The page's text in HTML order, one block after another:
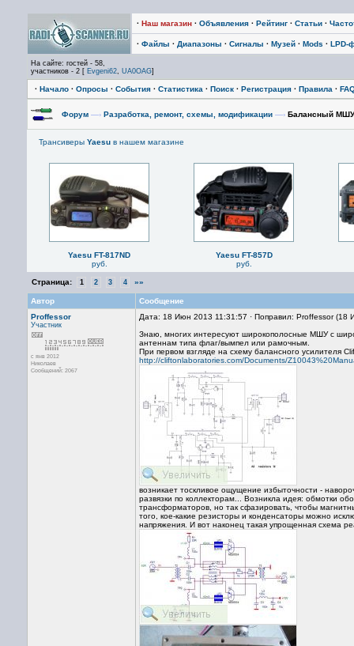
· Наш магазин · Объявления · Рейтинг · Статьи ·
· Файлы · Диапазоны · Сигналы · Музей · Mods · LPD-
На сайте: гостей - 58,
участников - 2 [ Evgeni62, UA0OAG]
· Начало · Опросы · События · Статистика · Поиск · Регистрация · Правила ·
Форум —› Разработка, ремонт, схемы, модификации —› Балансный МШУ
Трансиверы Yaesu в нашем магазине
Yaesu FT-817ND
руб.
Yaesu FT-857D
руб.
Страница: 1 2 3 4 »»
Автор
Сообщение
Proffessor
Участник
с янв 2012
Николаев
Сообщений: 2067
Дата: 18 Июн 2013 11:31:57 · Поправил: Proffessor
Знаю, многих интересуют широкополосные МШУ с
антеннам типа флаг/вымпел или рамочным.
При первом взгляде на схему балансного усилителя
http://cliftonlaboratories.com/Documents/
возникает тоскливое ощущение избыточности -
развязки по коллекторам... Возникла идея: обмотки
трансформаторов, но так сфазировать, чтобы
того, кое-какие резисторы и конденсаторы можно
напряжения. И вот наконец такая упрощенная схема